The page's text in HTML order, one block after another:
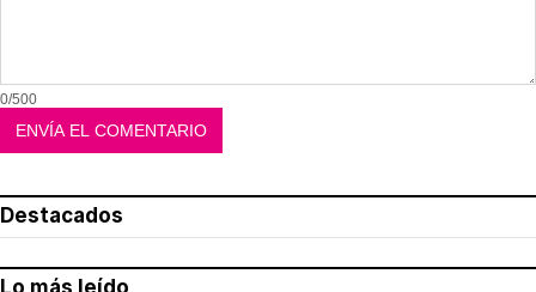
0/500
Destacados